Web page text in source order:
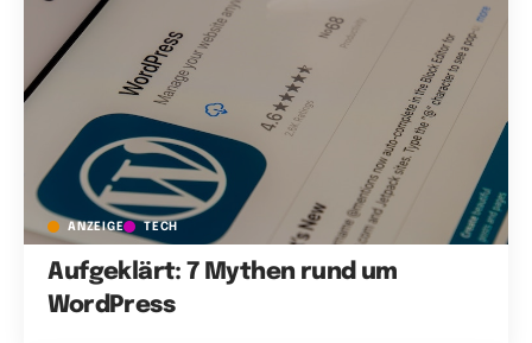
ANZEIGE TECH
Aufgeklärt: 7 Mythen rund um
WordPress